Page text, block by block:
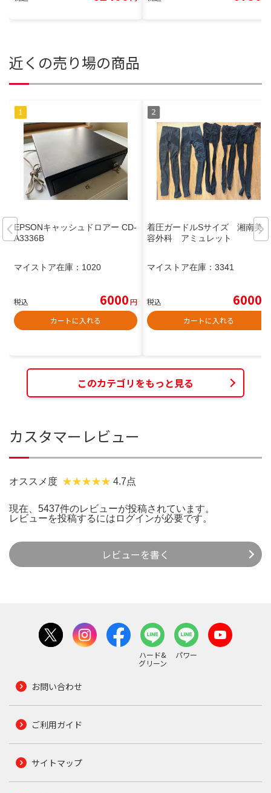
近くの売り場の商品
EPSONキャッシュドロアー CD-
A3336B
マイストア在庫： 1020
税込 6000円
カートに入れる
着圧ガードルSサイズ 湘南美
容外科 アミュレット
マイストア在庫： 3341
税込 6000
カートに入れる
このカテゴリをもっと見る
カスタマーレビュー
オススメ度 4.7点
現在、5437件のレビューが投稿されています。
レビューを投稿するには ログインが必要です。
レビューを書く
ハード&
グリーン
パワー
お問い合わせ
ご利用ガイド
サイトマップ